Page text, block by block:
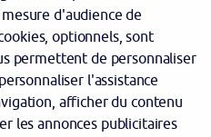
d'audience de
optionnels, sont
permettent de personnaliser
l'assistance
afficher du contenu
les annonces publicitaires